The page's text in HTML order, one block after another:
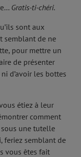
Gratis-ti-chéri.
sont aux
semblant de ne
pour mettre un
de présenter
d’avoir les bottes
étiez à leur
comment
une tutelle
feriez semblant de
vous êtes fait